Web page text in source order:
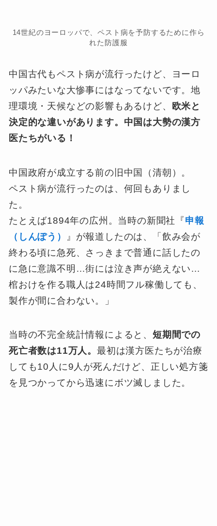
14世紀のヨーロッパで、ペスト病を予防するために作ら
れた防護服
中国古代もペスト病が流行ったけど、ヨーロ
ッパみたいな大惨事にはなってないです。地
理環境・天候などの影響もあるけど、
欧米と
決定的な違いがあります。中国は大勢の漢方
医たちがいる！
中国政府が成立する前の旧中国（清朝）。
ペスト病が流行ったのは、何回もありまし
た。
たとえば1894年の広州。当時の新聞社『申報
（しんぽう）
』が報道したのは、「飲み会が
終わる頃に急死、さっきまで普通に話したの
に急に意識不明…街には泣き声が絶えない…
棺おけを作る職人は24時間フル稼働しても、
製作が間に合わない。」
当時の不完全統計情報によると、短期間での
死亡者数は11万人。 最初は漢方医たちが治療
しても10人に9人が死んだけど、正しい処方箋
を見つかってから迅速にボツ滅しました。